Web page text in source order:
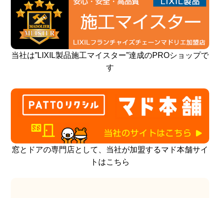
当社は”LIXIL製品施工マイスター”達成のPROショップで
す
窓とドアの専門店として、当社が加盟するマド本舗サイ
トはこちら